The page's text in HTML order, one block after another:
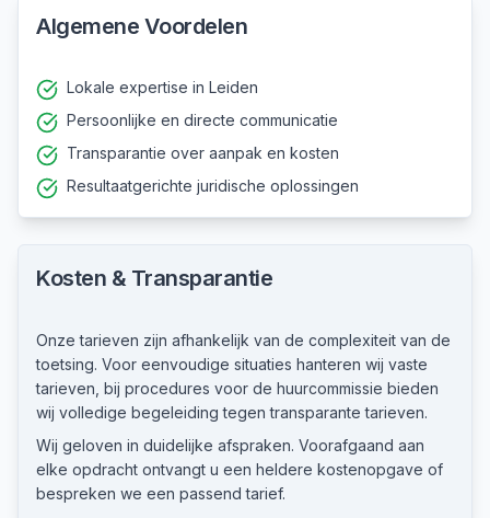
Algemene Voordelen
Lokale expertise in Leiden
Persoonlijke en directe communicatie
Transparantie over aanpak en kosten
Resultaatgerichte juridische oplossingen
Kosten & Transparantie
Onze tarieven zijn afhankelijk van de complexiteit van de
toetsing. Voor eenvoudige situaties hanteren wij vaste
tarieven, bij procedures voor de huurcommissie bieden
wij volledige begeleiding tegen transparante tarieven.
Wij geloven in duidelijke afspraken. Voorafgaand aan
elke opdracht ontvangt u een heldere kostenopgave of
bespreken we een passend tarief.